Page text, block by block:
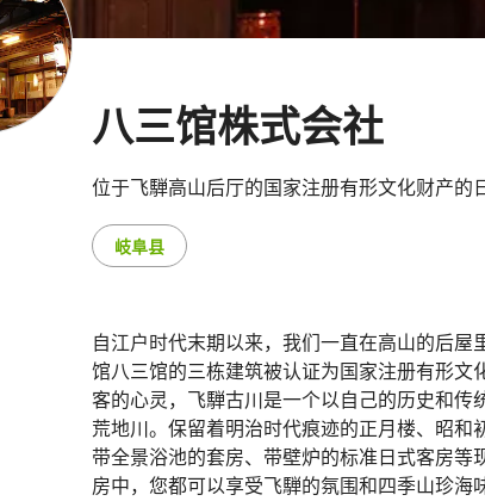
八三馆株式会社
位于飞騨高山后厅的国家注册有形文化财产的
岐阜县
自江户时代末期以来，我们一直在高山的后
馆八三馆的三栋建筑被认证为国家注册有形
客的心灵，飞騨古川是一个以自己的历史和
荒地川。保留着明治时代痕迹的正月楼、昭
带全景浴池的套房、带壁炉的标准日式客房
房中，您都可以享受飞騨的氛围和四季山珍海